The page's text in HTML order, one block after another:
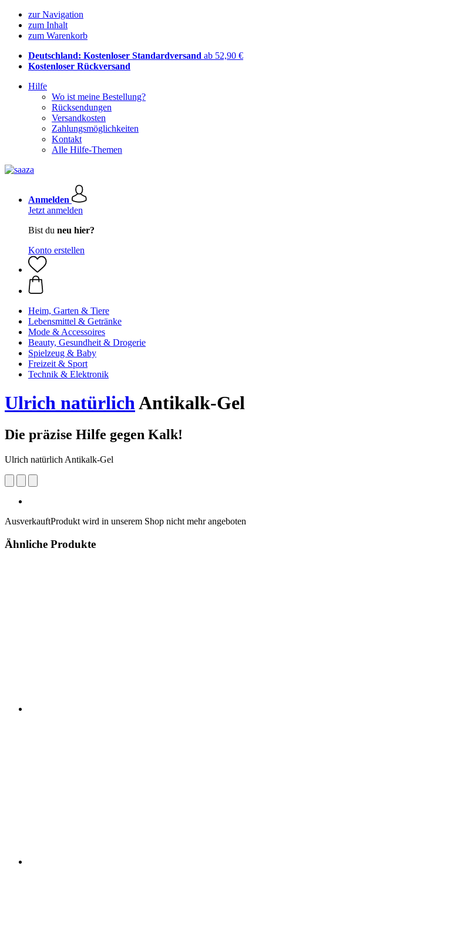
zur Navigation
zum Inhalt
zum Warenkorb
Deutschland: Kostenloser Standardversand ab 52,90 €
Kostenloser Rückversand
Hilfe
Wo ist meine Bestellung?
Rücksendungen
Versandkosten
Zahlungsmöglichkeiten
Kontakt
Alle Hilfe-Themen
Anmelden
Jetzt anmelden
Bist du neu hier?
Konto erstellen
Heim, Garten & Tiere
Lebensmittel & Getränke
Mode & Accessoires
Beauty, Gesundheit & Drogerie
Spielzeug & Baby
Freizeit & Sport
Technik & Elektronik
Ulrich natürlichAntikalk-Gel
Die präzise Hilfe gegen Kalk!
Ulrich natürlich Antikalk-Gel
AusverkauftProdukt wird in unserem Shop nicht mehr angeboten
Ähnliche Produkte